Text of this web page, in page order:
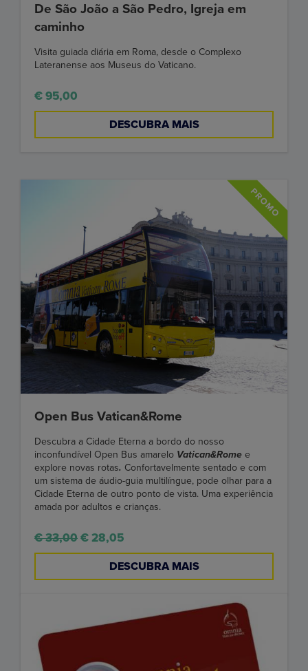
De São João a São Pedro, Igreja em
caminho
Visita guiada diária em Roma, desde o Complexo
Lateranense aos Museus do Vaticano.
€ 95,00
DESCUBRA MAIS
Open Bus Vatican&Rome
Descubra a Cidade Eterna a bordo do nosso
inconfundível Open Bus amarelo Vatican&Rome e
explore novas rotas. Confortavelmente sentado e com
um sistema de áudio-guia multilíngue, pode olhar para a
Cidade Eterna de outro ponto de vista. Uma experiência
amada por adultos e crianças.
€ 33,00€ 28,05
DESCUBRA MAIS